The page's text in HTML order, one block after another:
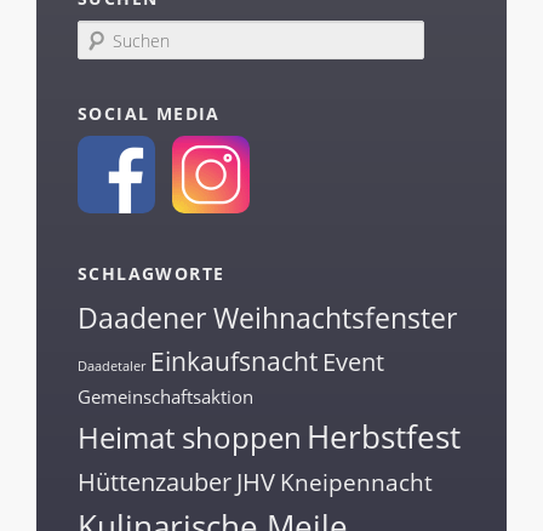
u
e
n
SOCIAL MEDIA
SCHLAGWORTE
Daadener Weihnachtsfenster
Daadetaler Einkaufsnacht Event
Gemeinschaftsaktion
Heimat shoppen Herbstfest
HüttenzauberJHVKneipennacht